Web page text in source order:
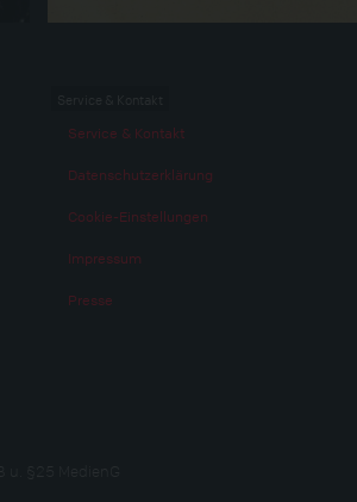
Service & Kontakt
Datenschutzerklärung
Cookie-Einstellungen
Impressum
Presse